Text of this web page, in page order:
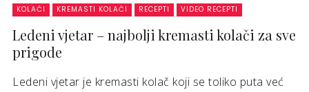
KOLAČI KREMASTI KOLAČI RECEPTI VIDEO RECEPTI
Ledeni vjetar – najbolji kremasti kolači za sve
prigode
Ledeni vjetar je kremasti kolač koji se toliko puta već